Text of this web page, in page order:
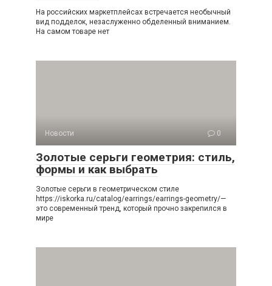
На российских маркетплейсах встречается необычный
вид подделок, незаслуженно обделенный вниманием.
На самом товаре нет
Новости 0
Золотые серьги геометрия: стиль,
формы и как выбрать
Золотые серьги в геометрическом стиле
https://iskorka.ru/catalog/earrings/earrings-geometry/—
это современный тренд, который прочно закрепился в
мире